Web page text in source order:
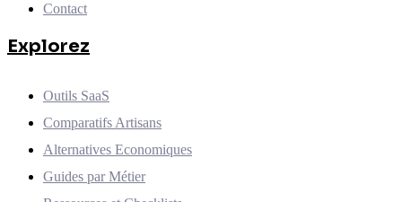
Contact
Explorez
Outils SaaS
Comparatifs Artisans
Alternatives Economiques
Guides par Métier